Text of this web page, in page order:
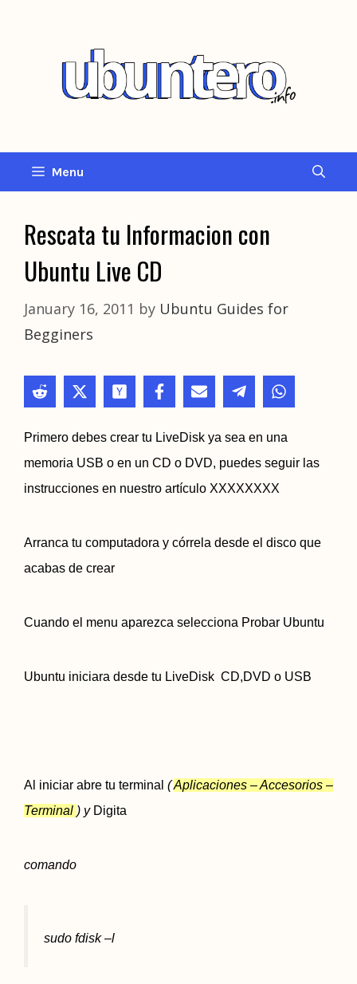
Menu
Rescata tu Informacion con
Ubuntu Live CD
January 16, 2011 by Ubuntu Guides for
Begginers
Primero debes crear tu LiveDisk ya sea en una
memoria USB o en un CD o DVD, puedes seguir las
instrucciones en nuestro artículo XXXXXXXX
Arranca tu computadora y córrela desde el disco que
acabas de crear
Cuando el menu aparezca selecciona Probar Ubuntu
Ubuntu iniciara desde tu LiveDisk CD,DVD o USB
Al iniciar abre tu terminal (Aplicaciones – Accesorios –
Terminal ) y Digita
comando
sudo fdisk –l